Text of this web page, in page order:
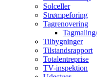
Solceller
Strømpeforing
Tagrenovering
Tilbygninger
Tilstandsrapport
Totalentreprise
TV-inspektion